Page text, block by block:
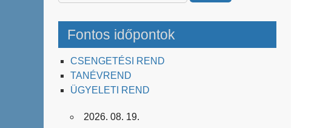
Fontos időpontok
CSENGETÉSI REND
TANÉVREND
ÜGYELETI REND
2026. 08. 19.